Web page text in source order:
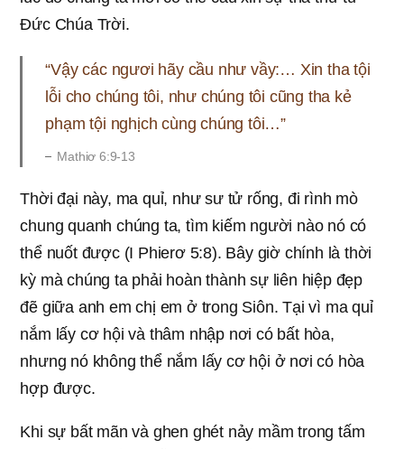
Đức Chúa Trời.
“Vậy các ngươi hãy cầu như vầy:… Xin tha tội
lỗi cho chúng tôi, như chúng tôi cũng tha kẻ
phạm tội nghịch cùng chúng tôi…”
Mathiơ 6:9-13
Thời đại này, ma quỉ, như sư tử rống, đi rình mò
chung quanh chúng ta, tìm kiếm người nào nó có
thể nuốt được (I Phierơ 5:8). Bây giờ chính là thời
kỳ mà chúng ta phải hoàn thành sự liên hiệp đẹp
đẽ giữa anh em chị em ở trong Siôn. Tại vì ma quỉ
nắm lấy cơ hội và thâm nhập nơi có bất hòa,
nhưng nó không thể nắm lấy cơ hội ở nơi có hòa
hợp được.
Khi sự bất mãn và ghen ghét nảy mầm trong tấm